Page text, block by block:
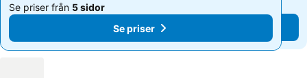
Se priser från 5 sidor
Se priser
Se priser från 5 sidor
Se priser